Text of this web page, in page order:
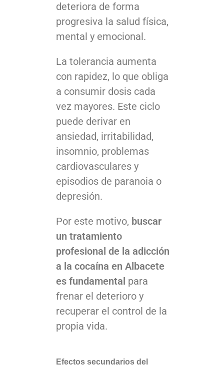
deteriora de forma
progresiva la salud física,
mental y emocional.
La tolerancia aumenta
con rapidez, lo que obliga
a consumir dosis cada
vez mayores. Este ciclo
puede derivar en
ansiedad, irritabilidad,
insomnio, problemas
cardiovasculares y
episodios de paranoia o
depresión.
Por este motivo, buscar
un tratamiento
profesional de la adicción
a la cocaína en Albacete
es fundamental para
frenar el deterioro y
recuperar el control de la
propia vida.
Efectos secundarios del